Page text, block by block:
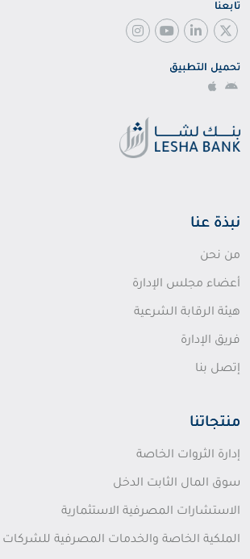
تابعنا
تحميل التطبيق
نبذة عنا
من نحن
أعضاء مجلس الإدارة
هيئة الرقابة الشرعية
فريق الإدارة
إتصل بنا
منتجاتنا
إدارة الثروات الخاصة
سوق المال الثابت الدخل
الاستشارات المصرفية الاستثمارية
الملكية الخاصة والخدمات المصرفية للشركات